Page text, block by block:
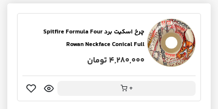
چرخ اسکیت برد Spitfire Formula Four
Rowan Neckface Conical Full
4,280,000 تومان
+